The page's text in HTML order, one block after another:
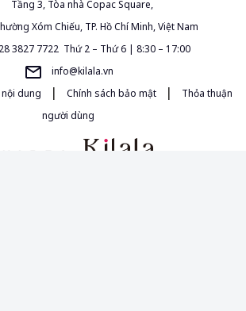
Tầng 3, Tòa nhà Copac Square,
Xóm Chiếu, TP. Hồ Chí Minh, Việt Nam
3827 7722 Thứ 2 – Thứ 6 | 8:30 – 17:00
info@kilala.vn
dung | Chính sách bảo mật |
Thỏa thuận
người dùng